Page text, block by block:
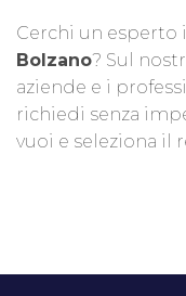
Cerchi un esperto
Bolzano? Sul
aziende e i
richiedi senza
vuoi e seleziona il